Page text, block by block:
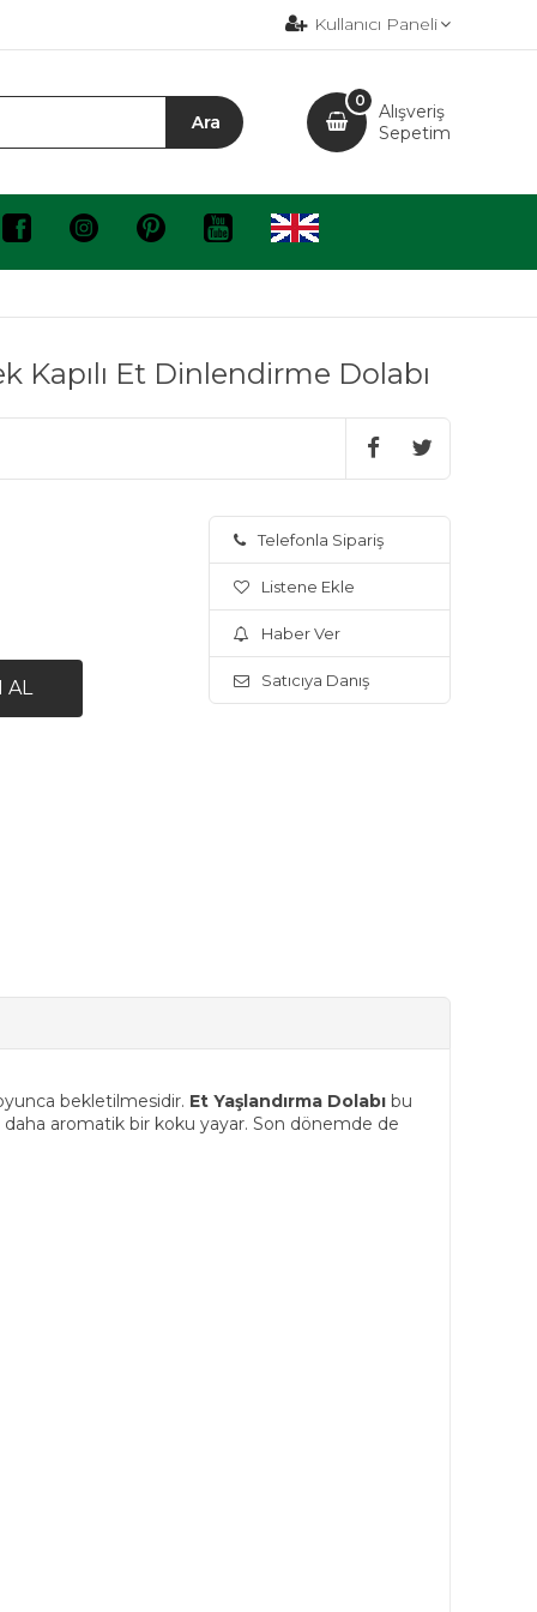
Kullanıcı Paneli
Alışveriş
Sepetim
0
Kapılı Et Dinlendirme Dolabı
Telefonla Sipariş
Listene Ekle
Haber Ver
Satıcıya Danış
bekletilmesidir. Et Yaşlandırma Dolabı bu
daha aromatik bir koku yayar. Son dönemde de